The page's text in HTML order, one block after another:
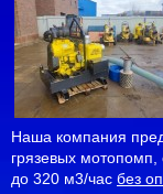
Наша компания
грязевых мотопомп,
до 320 м3/час без